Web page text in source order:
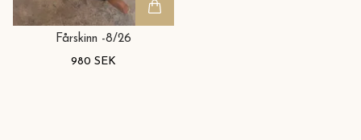
Fårskinn -8/26
980 SEK